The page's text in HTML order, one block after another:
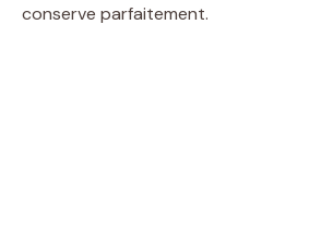
conserve parfaitement.